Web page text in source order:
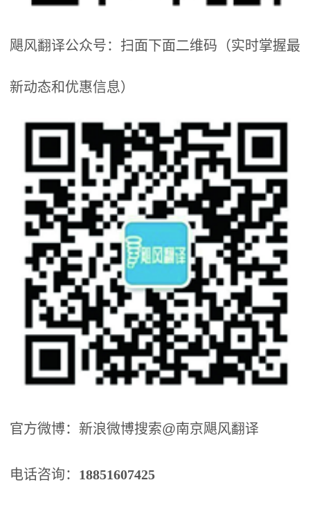
飓风翻译公众号：扫面下面二维码（实时掌握最
新动态和优惠信息）
官方微博：新浪微博搜索@南京飓风翻译
电话咨询： 18851607425